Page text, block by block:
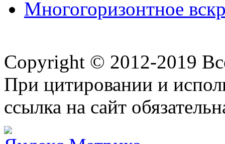
Многогоризонтное
Copyright © 2012-2019
При цитировании и
ссылка на сайт